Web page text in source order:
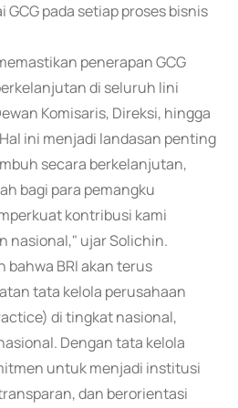
pada setiap proses bisnis
penerapan GCG
di seluruh lini
Komisaris, Direksi, hingga
ini menjadi landasan penting
secara berkelanjutan,
bagi para pemangku
kontribusi kami
nasional," ujar Solichin.
BRI akan terus
tata kelola perusahaan
di tingkat nasional,
Dengan tata kelola
untuk menjadi institusi
dan berorientasi